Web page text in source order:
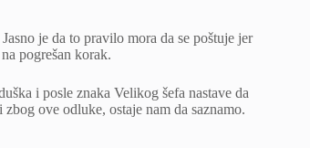
je da to pravilo mora da se poštuje jer
pogrešan korak.
i posle znaka Velikog šefa nastave da
ove odluke, ostaje nam da saznamo.